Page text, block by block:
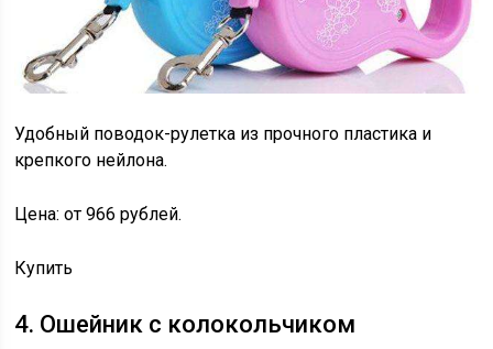
Удобный поводок-рулетка из прочного пластика и
крепкого нейлона.
Цена: от 966 рублей.
Купить
4. Ошейник с колокольчиком